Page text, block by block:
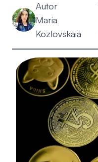
Ayuda
Acerca de
Abrir Cuenta
Autor
Maria
Kozlovskaia